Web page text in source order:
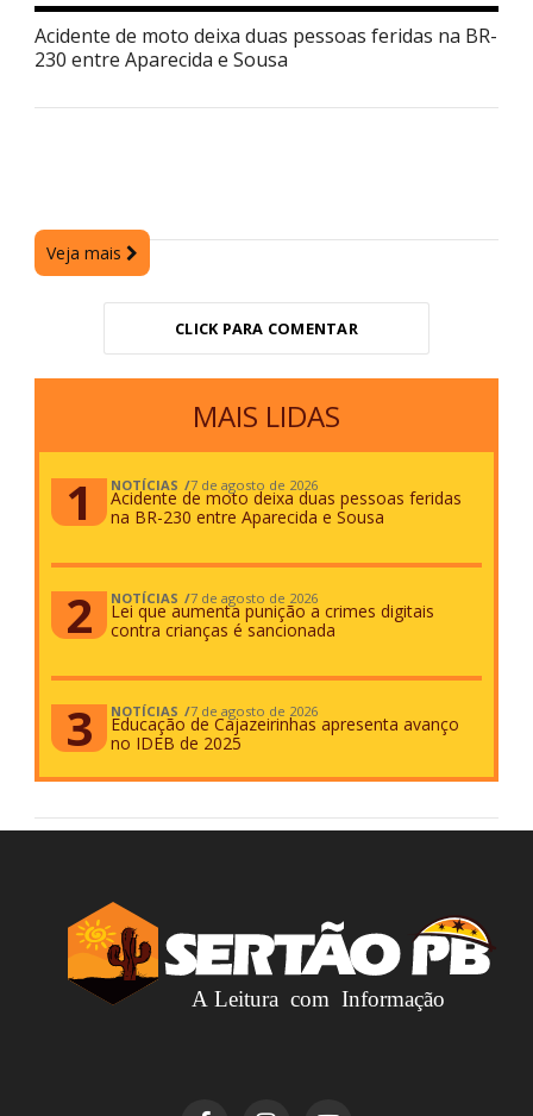
Acidente de moto deixa duas pessoas feridas na BR-
230 entre Aparecida e Sousa
Veja mais
CLICK PARA COMENTAR
MAIS LIDAS
NOTÍCIAS 7 de agosto de 2026
Acidente de moto deixa duas pessoas feridas
na BR-230 entre Aparecida e Sousa
NOTÍCIAS 7 de agosto de 2026
Lei que aumenta punição a crimes digitais
contra crianças é sancionada
NOTÍCIAS 7 de agosto de 2026
Educação de Cajazeirinhas apresenta avanço
no IDEB de 2025